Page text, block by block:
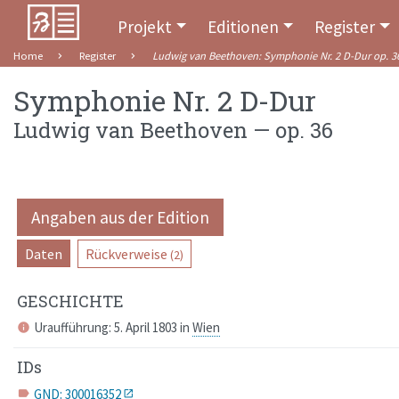
Projekt Editionen Register
Home Register Ludwig van Beethoven: Symphonie Nr. 2 D-Dur op.
Symphonie Nr. 2 D-Dur
Ludwig van Beethoven — op. 36
Angaben aus der Edition
Daten Rückverweise (2)
GESCHICHTE
info Uraufführung: 5. April 1803 in Wien
IDs
label GND: 300016352